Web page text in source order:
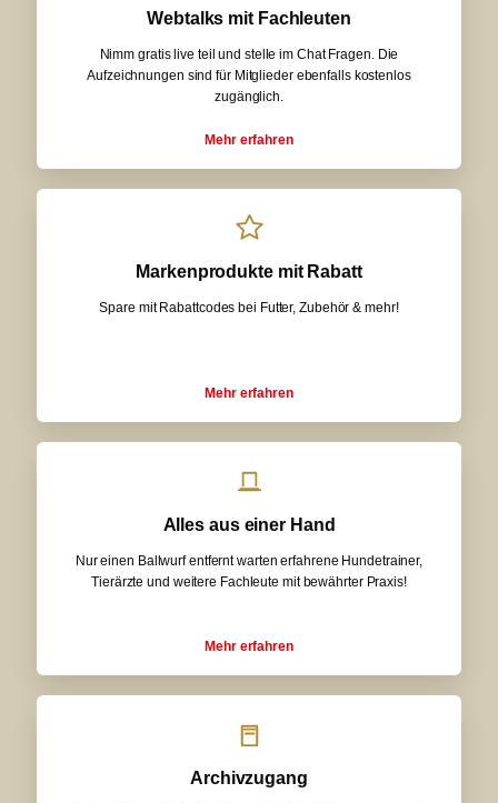
Webtalks mit Fachleuten
Nimm gratis live teil und stelle im Chat Fragen. Die
Aufzeichnungen sind für Mitglieder ebenfalls kostenlos
zugänglich.
Mehr erfahren
Markenprodukte mit Rabatt
Spare mit Rabattcodes bei Futter, Zubehör & mehr!
Mehr erfahren
Alles aus einer Hand
Nur einen Ballwurf entfernt warten erfahrene Hundetrainer,
Tierärzte und weitere Fachleute mit bewährter Praxis!
Mehr erfahren
Archivzugang